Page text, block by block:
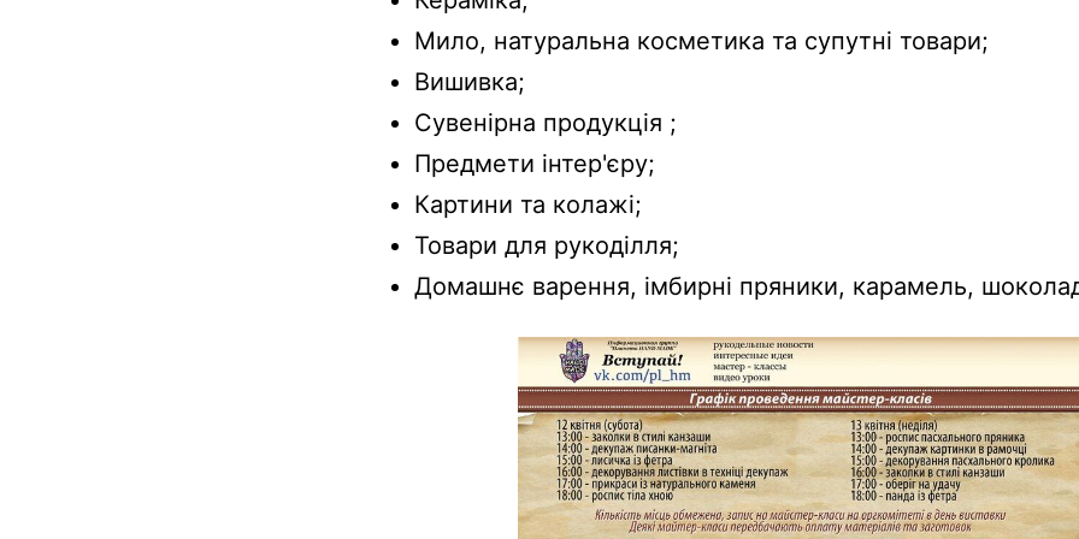
Мило, натуральна косметика та супутні товари;
Вишивка;
Сувенірна продукція ;
Предмети інтер'єру;
Картини та колажі;
Товари для рукоділля;
Домашнє варення, імбирні пряники, карамель,